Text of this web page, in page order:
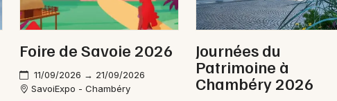
Foire de Savoie 2026
11/09/2026 → 21/09/2026
SavoiExpo - Chambéry
Journées du
Patrimoine à
Chambéry 2026